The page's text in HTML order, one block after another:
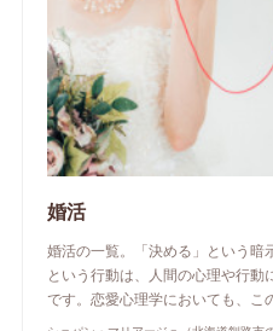
婚活
婚活の一覧。「決める」という
という行動は、人間の心理や行
です。恋愛心理学においても、こ